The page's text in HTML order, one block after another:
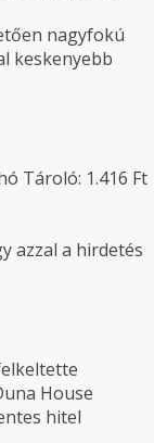
nagyfokú
keskenyebb
Tároló: 1.416 Ft
azzal a hirdetés
House
hitel